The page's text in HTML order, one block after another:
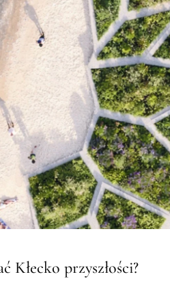
Kłecko przyszłości?